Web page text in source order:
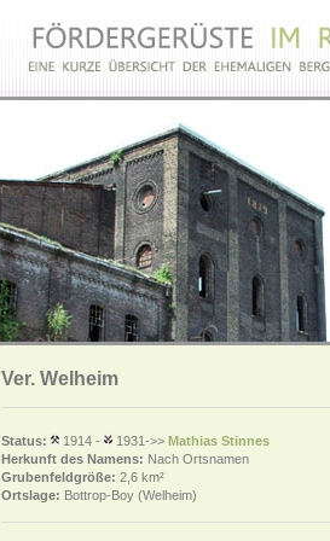
Ver. Welheim
Status: 1914 - 1931->> Mathias Stinnes
Herkunft des Namens: Nach Ortsnamen
Grubenfeldgröße: 2,6 km²
Ortslage: Bottrop-Boy (Welheim)